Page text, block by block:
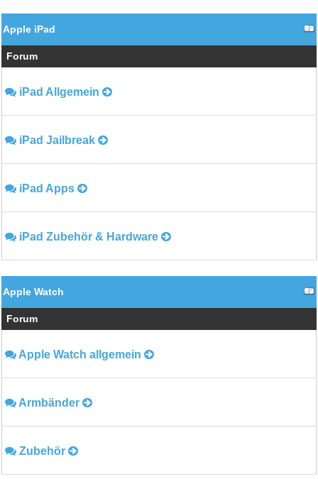
Apple iPad
Forum
iPad Allgemein
iPad Jailbreak
iPad Apps
iPad Zubehör & Hardware
Apple Watch
Forum
Apple Watch allgemein
Armbänder
Zubehör